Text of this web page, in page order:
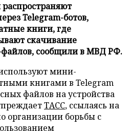
Telegram-ботов,
книги, где
скачивание
сообщили в МВД РФ.
мини-
книгами в Telegram
файлов на устройства
ТАСС, ссылаясь на
организации борьбы с